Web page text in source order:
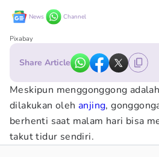
News Channel
Pixabay
Share Article
Meskipun menggonggong
dilakukan olehanjing,
berhenti saat malam hari bisa
takut tidur sendiri.